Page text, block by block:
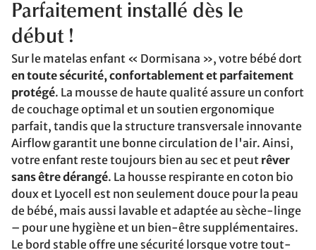
Parfaitement installé dès le
début !
Sur le matelas enfant « Dormisana », votre bébé dort
en toute sécurité, confortablement et parfaitement
protégé. La mousse de haute qualité assure un confort
de couchage optimal et un soutien ergonomique
parfait, tandis que la structure transversale innovante
Airflow garantit une bonne circulation de l'air. Ainsi,
votre enfant reste toujours bien au sec et peut rêver
sans être dérangé. La housse respirante en coton bio
doux et Lyocell est non seulement douce pour la peau
de bébé, mais aussi lavable et adaptée au sèche-linge
– pour une hygiène et un bien-être supplémentaires.
Le bord stable offre une sécurité lorsque votre tout-